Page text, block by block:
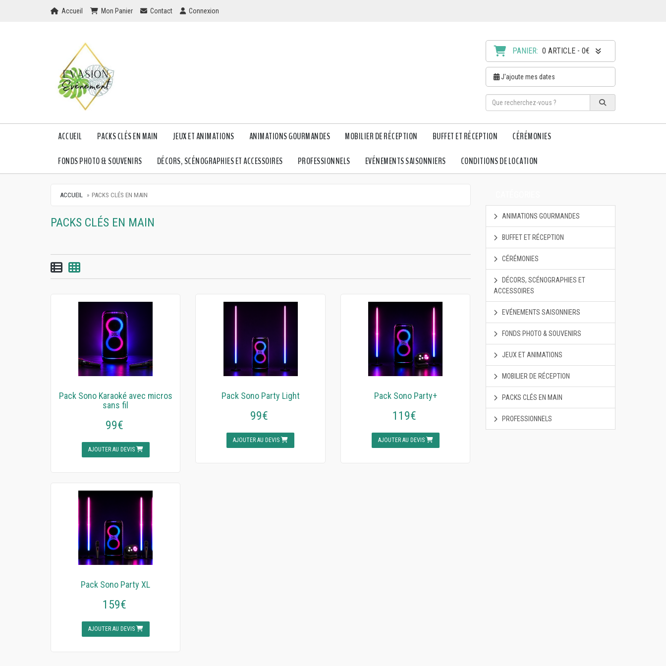
Home
Accueil Mon Panier
Mon Panier Checkout
Contact Checkout
Connexion
PANIER: 0 ARTICLE - 0€
J'ajoute mes dates
ACCUEIL PACKS CLÉS EN MAIN JEUX ET ANIMATIONS ANIMATIONS GOURMANDES MOBILIER DE RÉCEPTION BUFFET ET RÉCEPTION CÉRÉMONIES
FONDS PHOTO & SOUVENIRS DÉCORS, SCÉNOGRAPHIES ET ACCESSOIRES PROFESSIONNELS EVÉNEMENTS SAISONNIERS CONDITIONS DE LOCATION
ACCUEIL PACKS CLÉS EN MAIN
PACKS CLÉS EN MAIN
Vue par liste
Vue par grille
Pack Sono Karaoké avec micros
sans fil
99€
AJOUTER AU DEVIS
Pack Sono Party Light
99€
AJOUTER AU DEVIS
Pack Sono Party+
119€
AJOUTER AU DEVIS
Pack Sono Party XL
159€
AJOUTER AU DEVIS
ANIMATIONS GOURMANDES
BUFFET ET RÉCEPTION
CÉRÉMONIES
DÉCORS, SCÉNOGRAPHIES ET
ACCESSOIRES
EVÉNEMENTS SAISONNIERS
FONDS PHOTO & SOUVENIRS
JEUX ET ANIMATIONS
MOBILIER DE RÉCEPTION
PACKS CLÉS EN MAIN
PROFESSIONNELS